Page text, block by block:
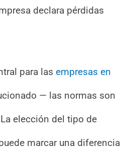
declara pérdidas
para las empresas en
— las normas son
elección del tipo de
marcar una diferencia